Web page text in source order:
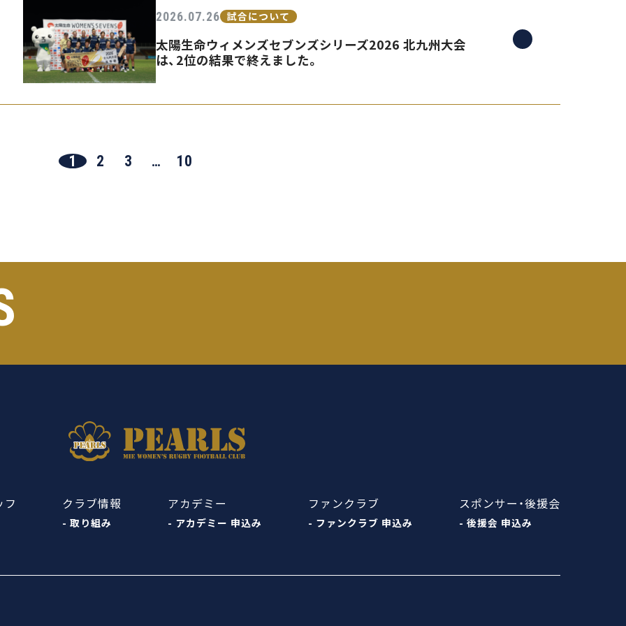
2026.07.26 試合について
太陽生命ウィメンズセブンズシリーズ2026 北九州大会
は、2位の結果で終えました。
1 2 3 … 10
フ クラブ情報
- 取り組み
アカデミー
- アカデミー 申込み
ファンクラブ
- ファンクラブ 申込み
スポンサー・後援会
- 後援会 申込み